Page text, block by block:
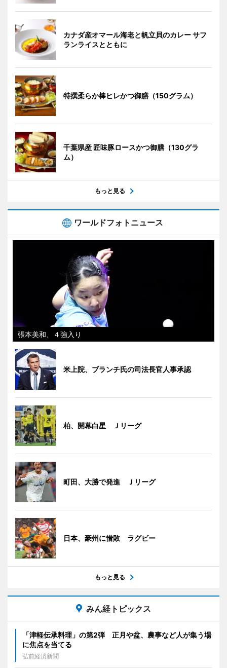
カナダ産オマール海老と帆立貝のカレー サフ
ランライスとともに
特撰柔らか棒ヒレかつ御膳（150グラム）
千葉県産 匠味豚ロースかつ御膳（130グラ
ム）
もっと見る
ワールドフォトニュース
張本美和、４強入り
米上院、ブランチ氏の司法長官人事承認
柏、開幕白星 Ｊリーグ
町田、大勝で発進 Ｊリーグ
日本、豪州に惜敗 ラグビー
もっと見る
みん経トピックス
「津軽伝承料理」の第2弾 正月や盆、農事など人が集う場
に焦点を当てる
弘前経済新聞